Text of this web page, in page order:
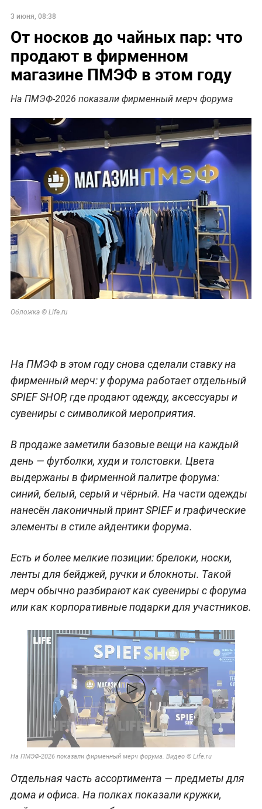
3 июня, 08:38
От носков до чайных пар: что
продают в фирменном
магазине ПМЭФ в этом году
На ПМЭФ-2026 показали фирменный мерч форума
Обложка © Life.ru
На ПМЭФ в этом году снова сделали ставку на
фирменный мерч: у форума работает отдельный
SPIEF SHOP, где продают одежду, аксессуары и
сувениры с символикой мероприятия.
В продаже заметили базовые вещи на каждый
день — футболки, худи и толстовки. Цвета
выдержаны в фирменной палитре форума:
синий, белый, серый и чёрный. На части одежды
нанесён лаконичный принт SPIEF и графические
элементы в стиле айдентики форума.
Есть и более мелкие позиции: брелоки, носки,
ленты для бейджей, ручки и блокноты. Такой
мерч обычно разбирают как сувениры с форума
или как корпоративные подарки для участников.
На ПМЭФ-2026 показали фирменный мерч форума. Видео © Life.ru
Отдельная часть ассортимента — предметы для
дома и офиса. На полках показали кружки,